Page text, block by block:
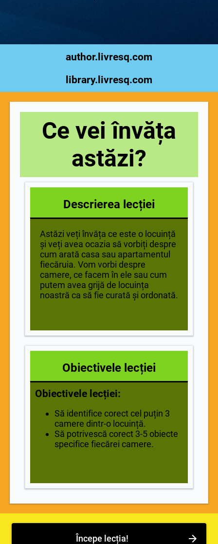
author.livresq.com
library.livresq.com
Ce vei învăța
astăzi?
Descrierea lecției
Astăzi veți învăța ce este o locuință
și veți avea ocazia să vorbiți despre
cum arată casa sau apartamentul
fiecăruia. Vom vorbi despre
camere, ce facem în ele sau cum
putem avea grijă de locuința
noastră ca să fie curată și ordonată.
Obiectivele lecției
Obiectivele lecției:
Să identifice corect cel puțin 3
camere dintr-o locuință.
Să potrivescă corect 3-5 obiecte
specifice fiecărei camere.
Începe lecția!